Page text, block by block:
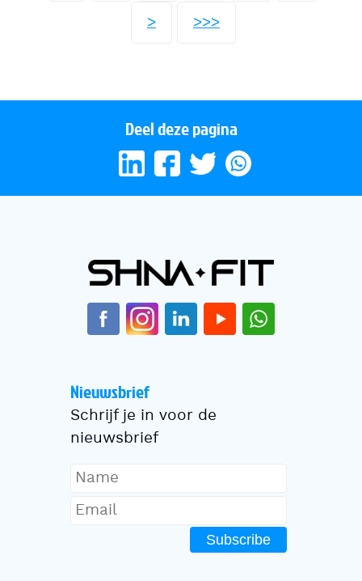
> >>>
Deel deze pagina
Nieuwsbrief
Schrijf je in voor de
nieuwsbrief
Subscribe